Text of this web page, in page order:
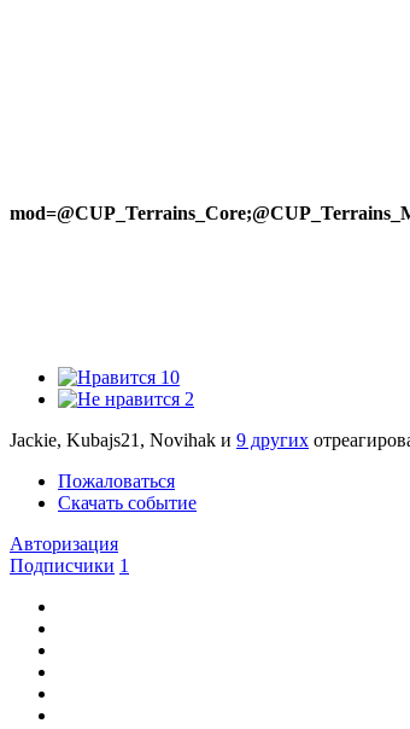
10
2
Jackie, Kubajs21, Novihak и 9 других
Пожаловаться
Скачать событие
Авторизация
Подписчики 1